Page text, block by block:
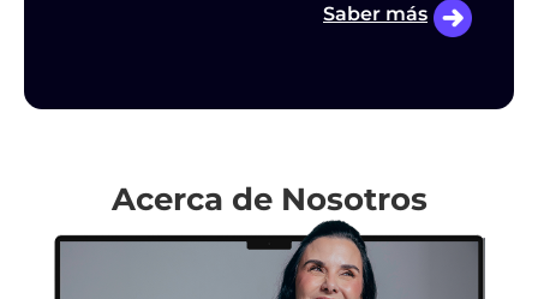
Saber más
Acerca de Nosotros